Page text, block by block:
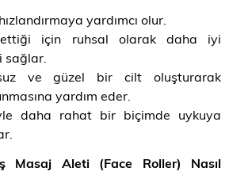
yardımcı olur.
için ruhsal olarak daha iyi
sağlar.
ve güzel bir cilt oluşturarak
yardım eder.
daha rahat bir biçimde uykuya
Masaj Aleti (Face Roller) Nasıl